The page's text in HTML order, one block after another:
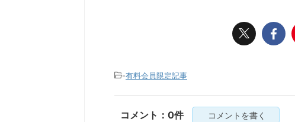
-有料会員限定記事
コメント：0件 コメントを書く